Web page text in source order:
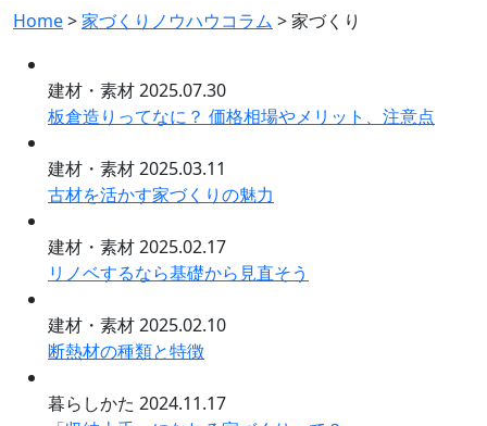
Home>家づくりノウハウコラム >家づくり
建材・素材2025.07.30
板倉造りってなに？ 価格相場やメリット、注意点
建材・素材2025.03.11
古材を活かす家づくりの魅力
建材・素材2025.02.17
リノベするなら基礎から見直そう
建材・素材2025.02.10
断熱材の種類と特徴
暮らしかた 2024.11.17